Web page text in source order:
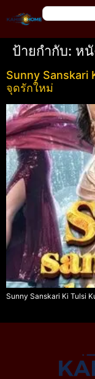
ป้ายกำกับ: หนั
Sunny Sanskari
จุดรักใหม่
Sunny Sanskari Ki Tulsi